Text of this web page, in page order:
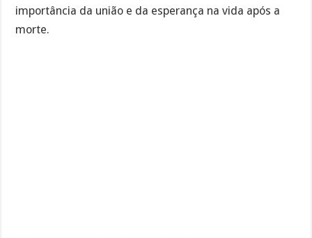
importância da união e da esperança na vida após a
morte.